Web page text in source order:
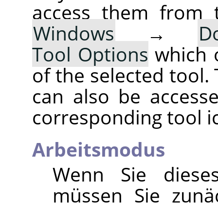
access them from
Windows →
Tool Options which
of the selected tool.
can also be
corresponding tool
Arbeitsmodus
Wenn Sie
müssen Sie